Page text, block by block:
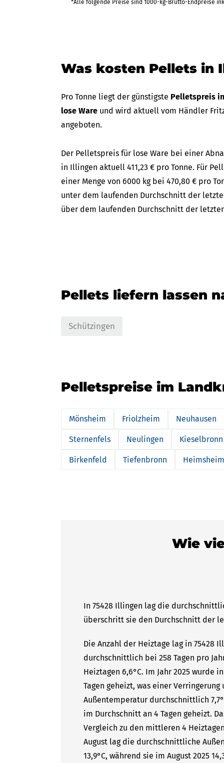
bis Fr
440,12 €
bis Fr
440,12 €
(in 35 Tagen)
458,23 €
2.749,37 €
*Alle folgende Preise sind 1000-kg-Brutto-Endpreise
Was kosten Pellets in
Pro Tonne liegt der günstigste Pelletspreis
lose Ware und wird aktuell vom Händler
angeboten.
Der Pelletspreis für lose Ware bei einer
in Illingen aktuell 411,23 € pro Tonne. Für
einer Menge von 6000 kg bei 470,80 € pro
unter dem laufenden Durchschnitt der
über dem laufenden Durchschnitt der letzten
Pellets liefern lassen
Schützingen
Pelletspreise im
Mönsheim Friolzheim Neuhausen
Sternenfels Neulingen Kieselbronn
Birkenfeld Tiefenbronn Heimsheim
Wie
In 75428 Illingen lag die
überschritt sie den Durchschnitt der
Die Anzahl der Heiztage lag in 75428
durchschnittlich bei 258 Tagen pro
Heiztagen 6,6°C. Im Jahr 2025 wurde
Tagen geheizt, was einer
Außentemperatur durchschnittlich
im Durchschnitt an 4 Tagen geheizt.
Vergleich zu den mittleren 4
August lag die durchschnittliche
13,9°C, während sie im August 2025